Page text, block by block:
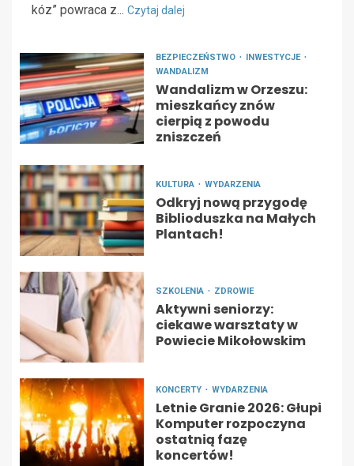
kóz” powraca z... Czytaj dalej
BEZPIECZEŃSTWO
INWESTYCJE
WANDALIZM
Wandalizm w Orzeszu:
mieszkańcy znów
cierpią z powodu
zniszczeń
KULTURA WYDARZENIA
Odkryj nową przygodę
Biblioduszka na Małych
Plantach!
SZKOLENIA ZDROWIE
Aktywni seniorzy:
ciekawe warsztaty w
Powiecie Mikołowskim
KONCERTY WYDARZENIA
Letnie Granie 2026: Głupi
Komputer rozpoczyna
ostatnią fazę
koncertów!